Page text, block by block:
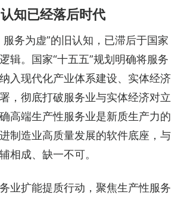
知已经落后时代
服务为虚”的旧认知，已滞后于国家
辑。国家“十五五”规划明确将服务
入现代化产业体系建设、实体经济
，彻底打破服务业与实体经济对立
高端生产性服务业是新质生产力的
制造业高质量发展的软件底座，与
相成、缺一不可。
业扩能提质行动，聚焦生产性服务